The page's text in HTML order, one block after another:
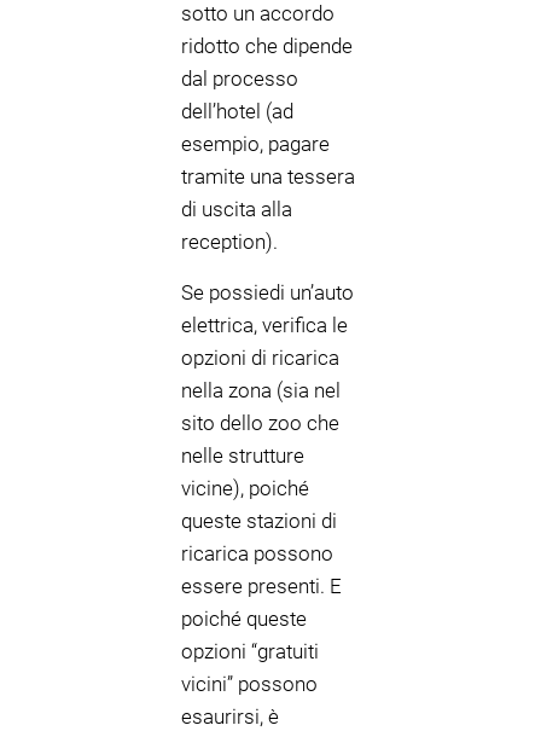
sotto un accordo
ridotto che dipende
dal processo
dell’hotel (ad
esempio, pagare
tramite una tessera
di uscita alla
reception).
Se possiedi un’auto
elettrica, verifica le
opzioni di ricarica
nella zona (sia nel
sito dello zoo che
nelle strutture
vicine), poiché
queste stazioni di
ricarica possono
essere presenti. E
poiché queste
opzioni “gratuiti
vicini” possono
esaurirsi, è